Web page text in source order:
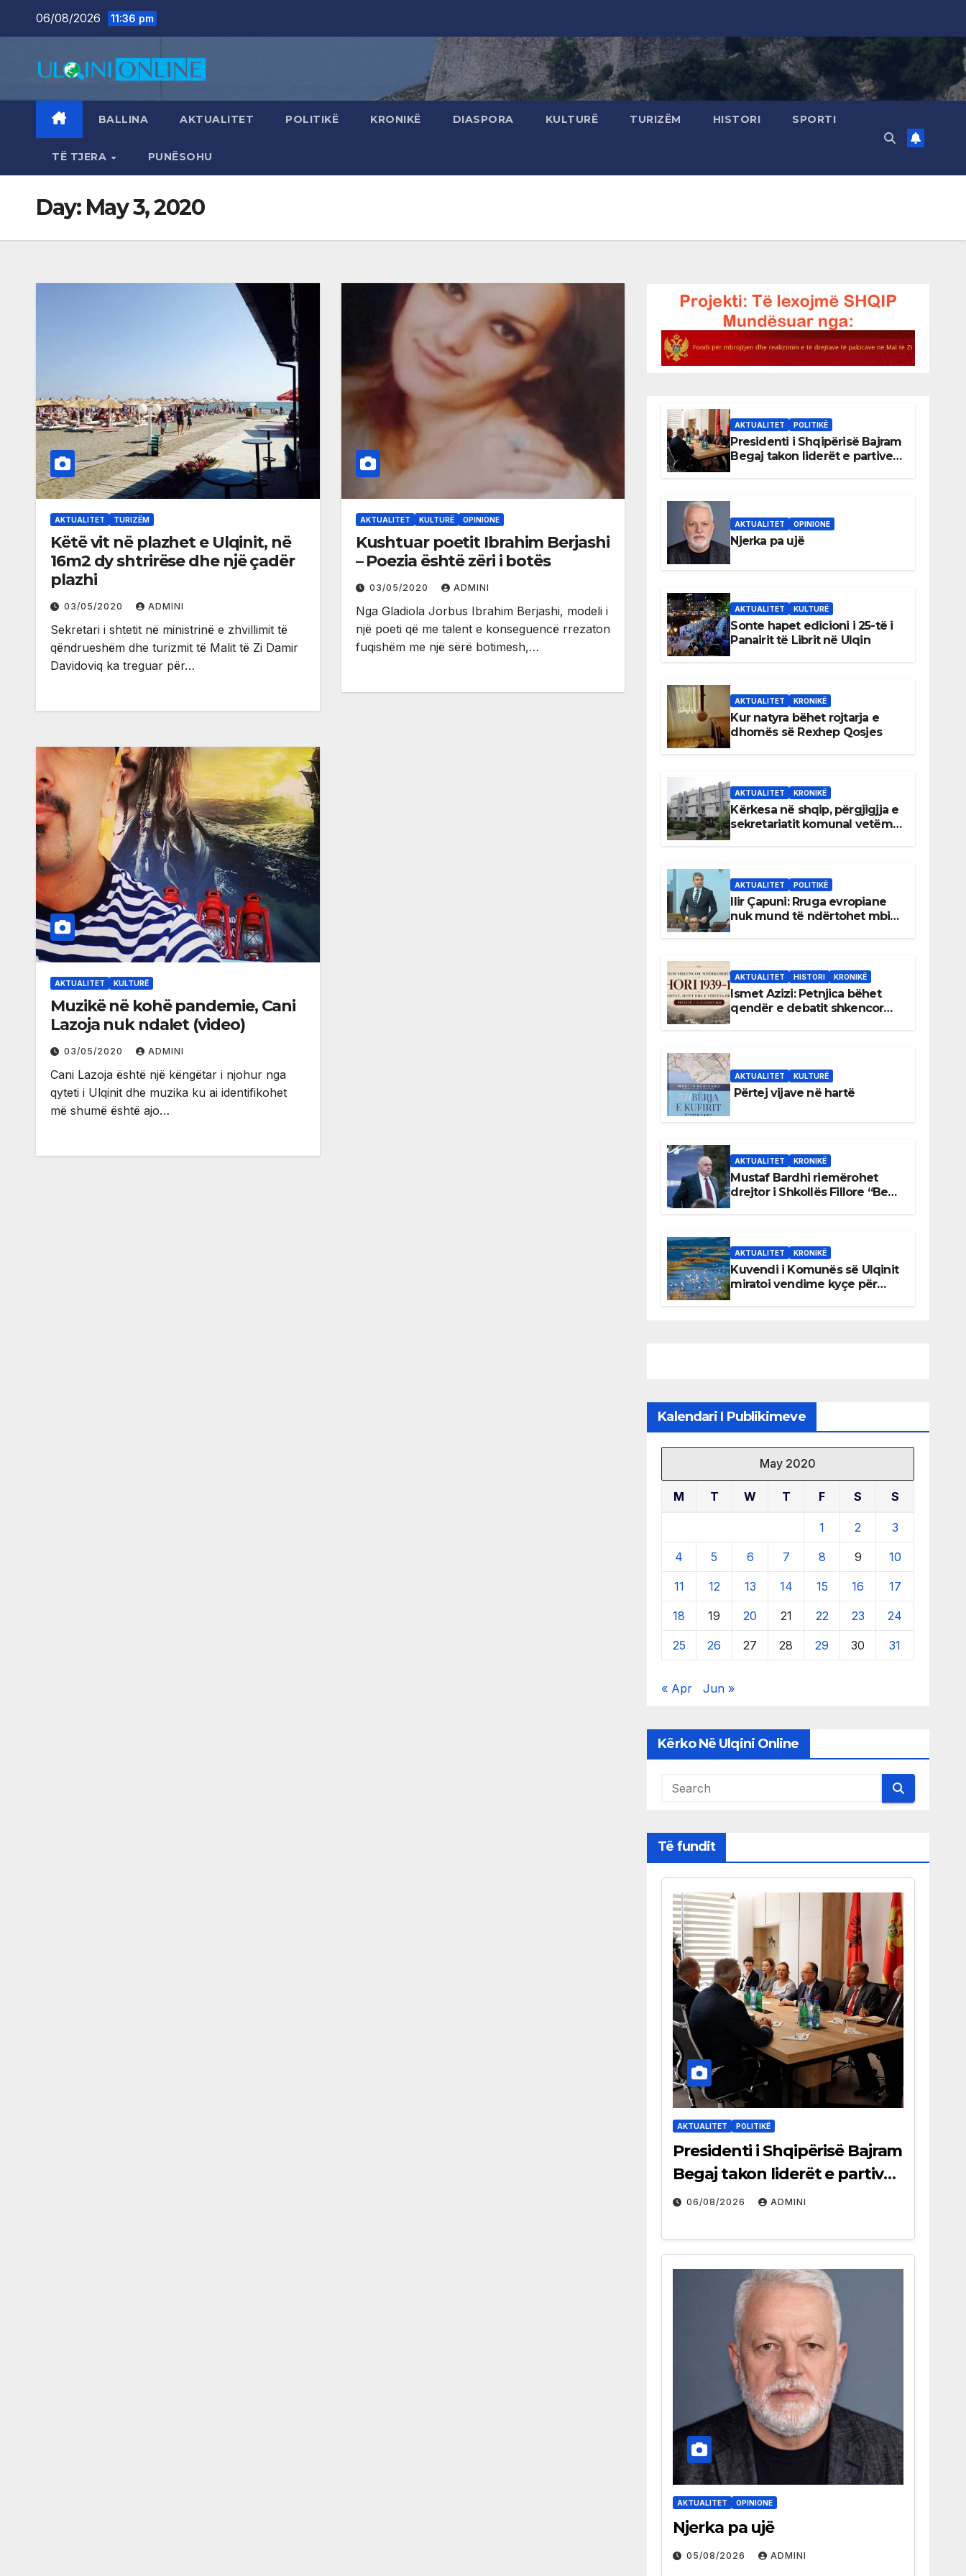
06/08/2026 11:36 pm
BALLINA AKTUALITET POLITIKË KRONIKË DIASPORA KULTURË TURIZËM HISTORI SPORTI
TË TJERA PUNËSOHU
Day: May 3, 2020
AKTUALITET TURIZËM
Këtë vit në plazhet e Ulqinit, në
16m2 dy shtrirëse dhe një çadër
plazhi
03/05/2020 ADMINI
Sekretari i shtetit në ministrinë e zhvillimit të
qëndrueshëm dhe turizmit të Malit të Zi Damir
Davidoviq ka treguar për…
AKTUALITET KULTURË OPINIONE
Kushtuar poetit Ibrahim Berjashi
– Poezia është zëri i botës
03/05/2020 ADMINI
Nga Gladiola Jorbus Ibrahim Berjashi, modeli i
një poeti që me talent e konseguencë rrezaton
fuqishëm me një sërë botimesh,…
AKTUALITET KULTURË
Muzikë në kohë pandemie, Cani
Lazoja nuk ndalet (video)
03/05/2020 ADMINI
Cani Lazoja është një këngëtar i njohur nga
qyteti i Ulqinit dhe muzika ku ai identifikohet
më shumë është ajo…
AKTUALITET POLITIKË
Presidenti i Shqipërisë Bajram
Begaj takon liderët e partive
AKTUALITET OPINIONE
Njerka pa ujë
AKTUALITET KULTURË
Sonte hapet edicioni i 25-të i
Panairit të Librit në Ulqin
AKTUALITET KRONIKË
Kur natyra bëhet rojtarja e
dhomës së Rexhep Qosjes
AKTUALITET KRONIKË
Kërkesa në shqip, përgjigjja e
sekretariatit komunal vetëm
AKTUALITET POLITIKË
Ilir Çapuni: Rruga evropiane
nuk mund të ndërtohet mbi
AKTUALITET HISTORI KRONIKË
Ismet Azizi: Petnjica bëhet
qendër e debatit shkencor
AKTUALITET KULTURË
Përtej vijave në hartë
AKTUALITET KRONIKË
Mustaf Bardhi riemërohet
drejtor i Shkollës Fillore “Bedri
AKTUALITET KRONIKË
Kuvendi i Komunës së Ulqinit
miratoi vendime kyçe për
Kalendari I Publikimeve
May 2020
M T W T F S S
1 2 3
4 5 6 7 8 9 10
11 12 13 14 15 16 17
18 19 20 21 22 23 24
25 26 27 28 29 30 31
« Apr Jun »
Kërko Në Ulqini Online
Të fundit
AKTUALITET POLITIKË
Presidenti i Shqipërisë Bajram
Begaj takon liderët e partive
shqiptare në Ulqin
06/08/2026 ADMINI
AKTUALITET OPINIONE
Njerka pa ujë
05/08/2026 ADMINI